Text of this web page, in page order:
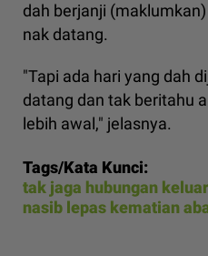
dah berjanji
nak datang.
"Tapi ada hari yang dah
datang dan tak beritahu
lebih awal," jelasnya.
Tags/Kata Kunci:
tak jaga hubungan
nasib lepas kematian